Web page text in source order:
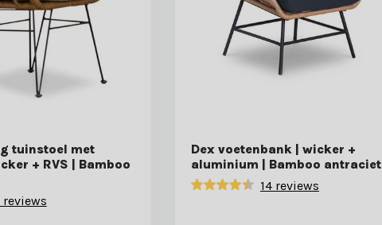
tuinstoel met
+ RVS | Bamboo
reviews
Dex voetenbank | wicker +
aluminium | Bamboo antraciet
14 reviews